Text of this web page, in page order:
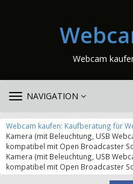
Webcam
TOGGLE
NAVIGATION
Webcam kaufen: Kaufberatung für
Kamera (mit Beleuchtung, USB
kompatibel mit Open Broadcaster
Kamera (mit Beleuchtung, USB
kompatibel mit Open Broadcaster